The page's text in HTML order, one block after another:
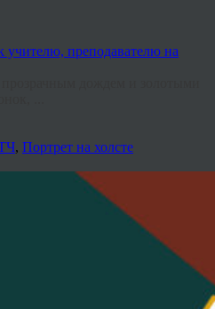
, Портрет на холсте